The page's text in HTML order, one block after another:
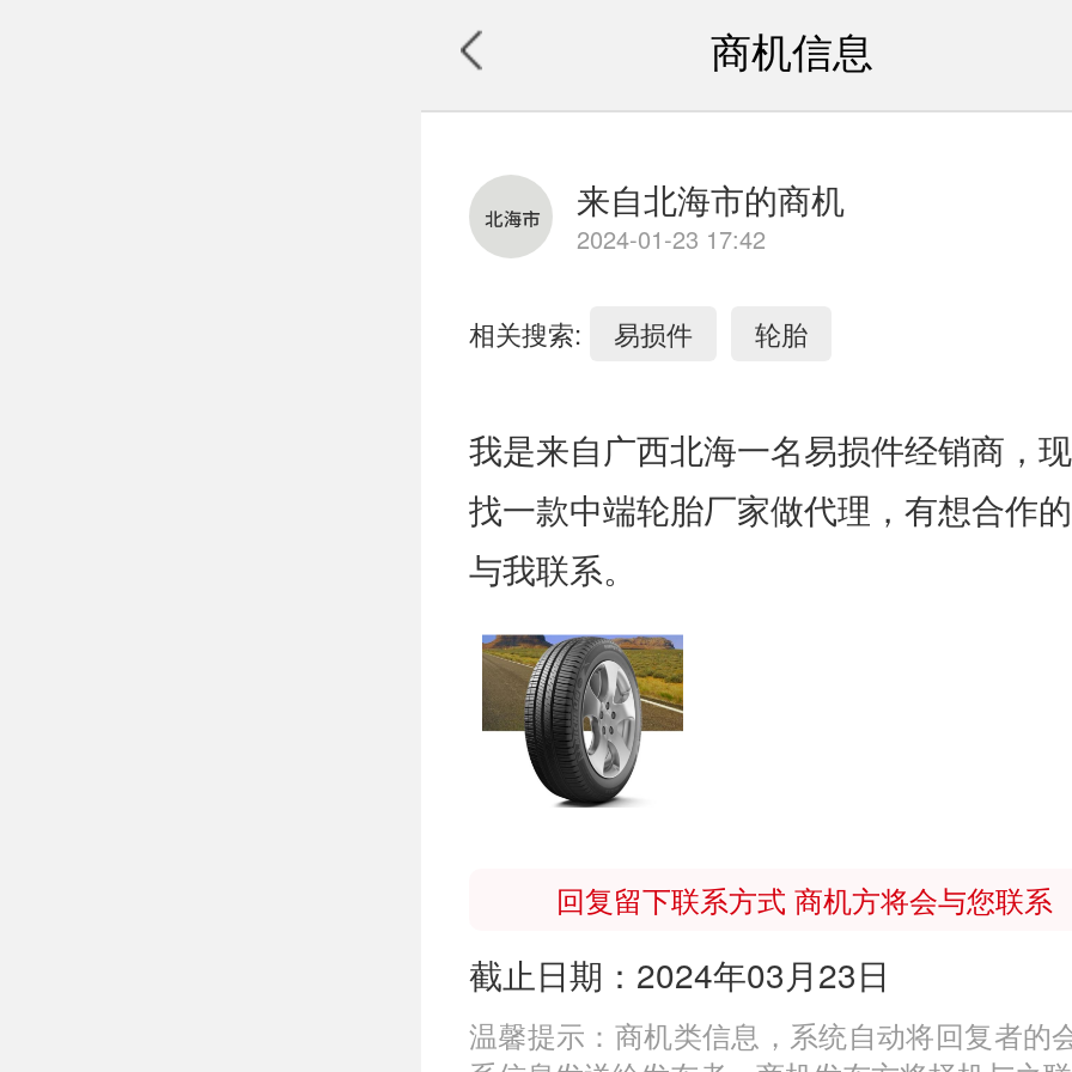
商机信息
来自北海市的商机
2024-01-23 17:42
相关搜索: 易损件 轮胎
我是来自广西北海一名易损件经销商，
找一款中端轮胎厂家做代理，有想合作
与我联系。
回复留下联系方式 商机方将会与您联系
截止日期：2024年03月23日
温馨提示：商机类信息，系统自动将回复者的